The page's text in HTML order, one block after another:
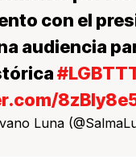
con el
audiencia
Luna